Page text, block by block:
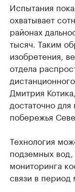
Испытания
охватывает
районах
тысяч. Таким
изобретения,
отдела
Дмитрия
достаточно
побережья
Технология
подземных
мониторинга
связи в период